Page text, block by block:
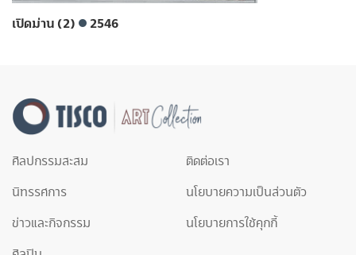
เปิดม่าน (2) 2546
ศิลปกรรมสะสม
นิทรรศการ
ข่าวและกิจกรรม
ติดต่อเรา
นโยบายความเป็นส่วนตัว
นโยบายการใช้คุกกี้